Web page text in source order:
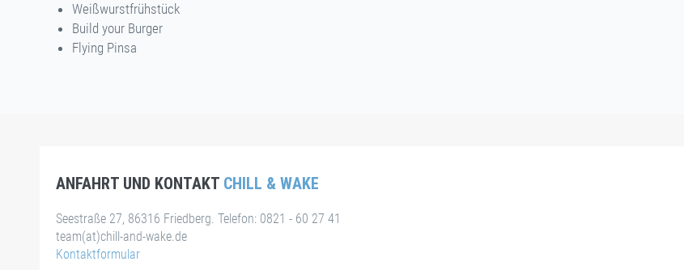
Weißwurstfrühstück
Build your Burger
Flying Pinsa
ANFAHRT UND KONTAKT CHILL & WAKE
Seestraße 27, 86316 Friedberg. Telefon: 0821 - 60 27 41
team(at)chill-and-wake.de
Kontaktformular